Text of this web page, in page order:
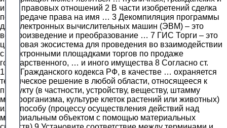
иных правовых отношений 2 В части изобретений сделка
по передаче права на имя … 3 Декомпиляция программы
для электронных вычислительных машин (ЭВМ) – это
воспроизведение и преобразование … 7 ГИС Торги – это
цифровая экосистема для проведения во взаимодействии
с электронными площадками торгов по продаже
государственного, … и иного имущества 8 Согласно ст.
1350 Гражданского кодекса РФ, в качестве … охраняется
техническое решение в любой области, относящееся к
продукту (в частности, устройству, веществу, штамму
микроорганизма, культуре клеток растений или животных)
или способу (процессу осуществления действий над
материальным объектом с помощью материальных